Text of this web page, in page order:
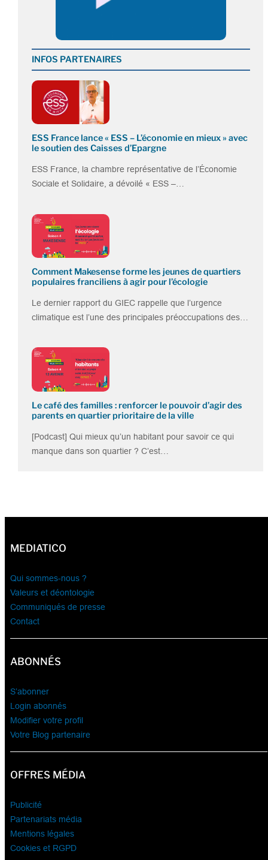
INFOS PARTENAIRES
ESS France lance « ESS – L’économie en mieux » avec
le soutien des Caisses d’Epargne
ESS France, la chambre représentative de l’Économie
Sociale et Solidaire, a dévoilé « ESS –…
Comment Makesense forme les jeunes de quartiers
populaires franciliens à agir pour l’écologie
Le dernier rapport du GIEC rappelle que l’urgence
climatique est l’une des principales préoccupations des…
Le café des familles : renforcer le pouvoir d’agir des
parents en quartier prioritaire de la ville
[Podcast] Qui mieux qu’un habitant pour savoir ce qui
manque dans son quartier ? C’est…
MEDIATICO
Qui sommes-nous ?
Valeurs et déontologie
Communiqués de presse
Contact
ABONNÉS
S’abonner
Login abonnés
Modifier votre profil
Votre Blog partenaire
OFFRES MÉDIA
Publicité
Partenariats média
Mentions légales
Cookies et RGPD